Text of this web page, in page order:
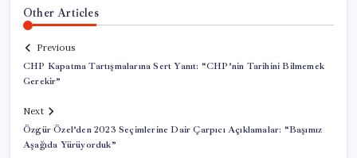
Other Articles
Previous
CHP Kapatma Tartışmalarına Sert Yanıt: “CHP’nin Tarihini Bilmemek
Gerekir”
Next
Özgür Özel’den 2023 Seçimlerine Dair Çarpıcı Açıklamalar: “Başımız
Aşağıda Yürüyorduk”